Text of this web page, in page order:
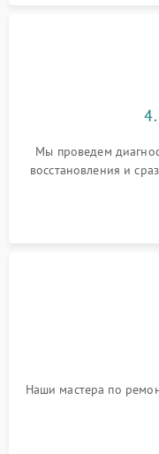
Мы проведем
восстановления и
Наши мастера по